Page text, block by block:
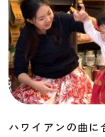
ハワイアンの曲に